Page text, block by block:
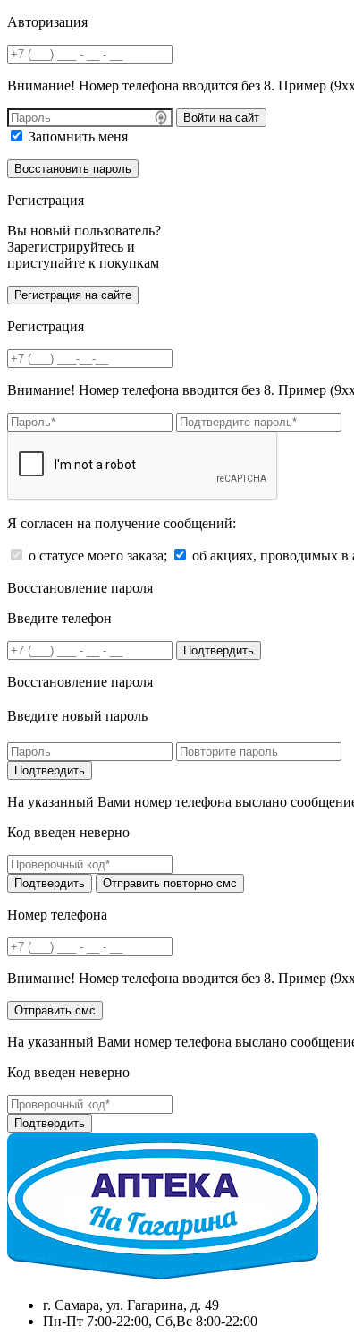
Авторизация
Внимание! Номер телефона вводится без 8. Пример
Войти на сайт
Запомнить меня
Регистрация
Вы новый пользователь?
Зарегистрируйтесь и
приступайте к покупкам
Регистрация
Внимание! Номер телефона вводится без 8. Пример
Я согласен на получение сообщений:
о статусе моего заказа; об акциях, проводимых в
Восстановление пароля
Введите телефон
Подтвердить
Восстановление пароля
Введите новый пароль
На указанный Вами номер телефона выслано
Код введен неверно
Номер телефона
Внимание! Номер телефона вводится без 8. Пример
На указанный Вами номер телефона выслано
Код введен неверно
г. Самара, ул. Гагарина, д. 49
Пн-Пт 7:00-22:00, Сб,Вс 8:00-22:00